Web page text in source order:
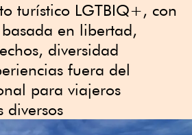
turístico LGTBIQ+, con
en libertad,
diversidad
fuera del
para viajeros
diversos